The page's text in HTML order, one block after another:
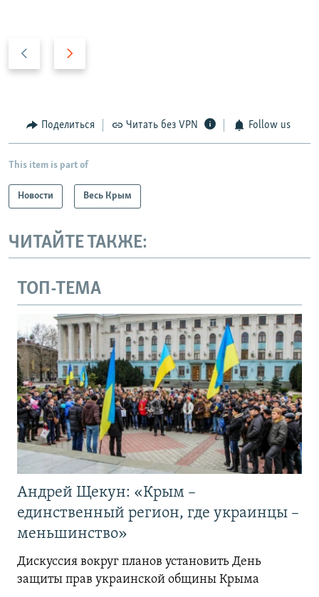
щ
и
й
л
а
и
й
с
а
й
Поделиться Читать без VPN Follow us
This item is part of
Новости Весь Крым
ЧИТАЙТЕ ТАКЖЕ:
ТОП-ТЕМА
Андрей Щекун: «Крым –
единственный регион, где украинцы –
меньшинство»
Дискуссия вокруг планов установить День
защиты прав украинской общины Крыма